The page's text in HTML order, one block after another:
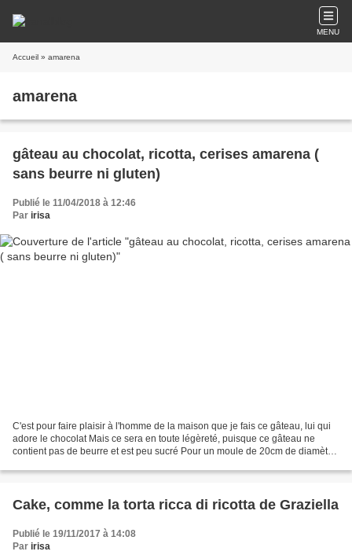
MENU
Accueil » amarena
amarena
gâteau au chocolat, ricotta, cerises amarena (
sans beurre ni gluten)
Publié le 11/04/2018 à 12:46
Par irisa
C'est pour faire plaisir à l'homme de la maison que je fais ce gâteau, lui qui
adore le chocolat Mais ce sera en toute légèreté, puisque ce gâteau ne
contient pas de beurre et est peu sucré Pour un moule de 20cm de diamètre
Cake, comme la torta ricca di ricotta de Graziella
Publié le 19/11/2017 à 14:08
Par irisa